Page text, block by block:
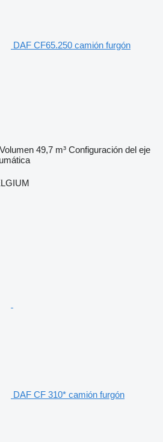
DAF CF65.250 camión furgón
Volumen 49,7 m³ Configuración del eje
DAF CF 310* camión furgón